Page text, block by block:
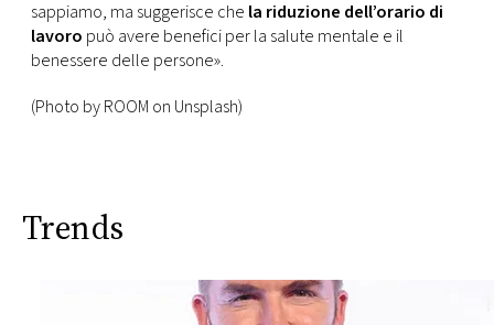
sappiamo, ma suggerisce che la riduzione dell’orario di
lavoro può avere benefici per la salute mentale e il
benessere delle persone».
(Photo by ROOM on Unsplash)
Trends